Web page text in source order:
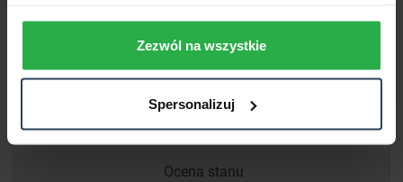
Zezwól na wszystkie
Spersonalizuj
Przegląd
Dokonanie kontroli
kominiarskiej w
jednorodzinnym.
~250-450 zł
Ocena stanu